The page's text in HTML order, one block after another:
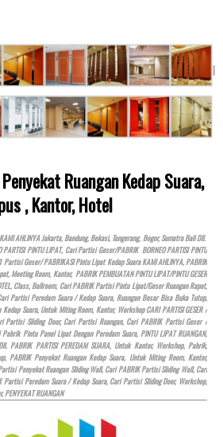
Ruangan Kedap Suara,
, Kantor, Hotel
AHLINYA Jakarta, Bandung, Bekasi, Tangerang, Bogor, Sumatra Bali Dll.
PINTU LIPAT, Cari Partisi Geser/PABRIK BORNEO PARTISI PINTU
Geser/ PABRIKASI Pintu Lipat Kedap Suara KAMI AHLINYA, PABRIK
Meeting Room, Kantor, PABRIK PEMBUATAN PINTU LIPAT/PINTU GESER
, Class, Ballroom, Cari PABRIK Partisi Pintu Lipat/Geser Ruangan Rapat,
Partisi Peredam Suara / Kedap Suara, Ruangan Besar Bisa Buka Tutup,
Suara, Untuk Miting Room, Kantor, Workshop CARI PARTISI GESER /
Partisi Sliding Door, Cari Partisi Ruangan, Cari PABRIK Partisi Geser /
Pintu Panel Lipat Dengan Peredam Suara, PINTU LIPAT RUANGAN,
PABRIK PARTISI PEREDAM SUARA, Untuk Kantor, Workshop, Pabrik,
PABRIK Penyekat Ruangan Kedap Suara, Untuk Miting Room, Kantor,
Penyekat Ruangan Sliding Wall, Cari PABRIK Partisi Sliding Wall, Cari
Peredam Suara / Kedap Suara, Cari Partisi Sliding Door, Workshop,
RUANGAN